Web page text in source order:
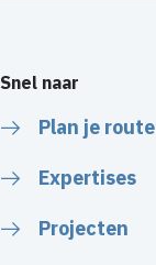
Snel naar
Plan je route
Expertises
Projecten